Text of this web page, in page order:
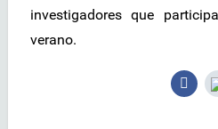
investigadores que
verano.